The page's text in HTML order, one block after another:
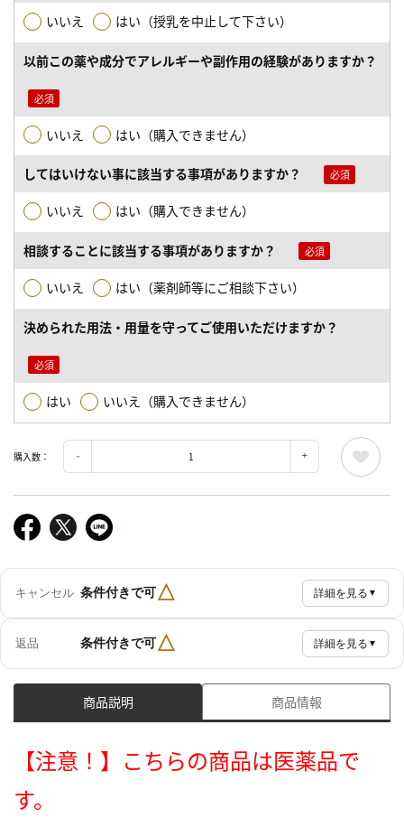
いいえ はい（授乳を中止して下さい）
以前この薬や成分でアレルギーや副作用の経験がありますか？
いいえ はい（購入できません）
してはいけない事に該当する事項がありますか？
いいえ はい（購入できません）
相談することに該当する事項がありますか？
いいえ はい（薬剤師等にご相談下さい）
決められた用法・用量を守ってご使用いただけますか？
はい いいえ（購入できません）
購入数：
キャンセル 条件付きで可△ 詳細を見る ▼
返品 条件付きで可△ 詳細を見る ▼
商品説明 商品情報
【注意！】こちらの商品は医薬品で
す。